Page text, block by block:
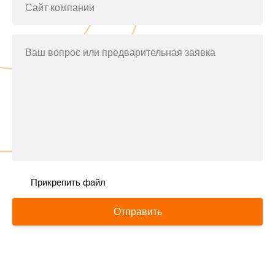
Сайт компании
Ваш вопрос или предварительная заявка
Прикрепить файл
Отправить